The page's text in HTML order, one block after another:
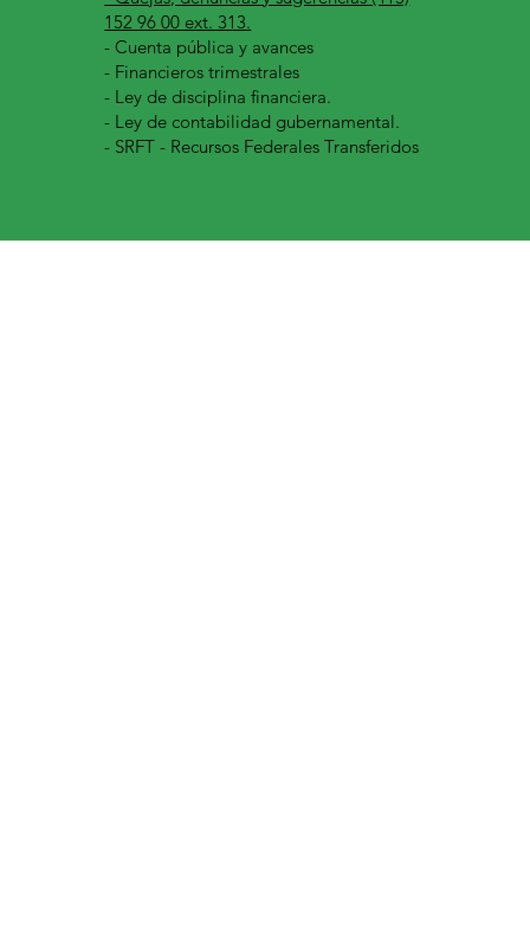
152 96 00 ext. 313.
-Cuenta pública y avances
- Financieros trimestrales
- Ley de disciplina financiera.
- Ley de contabilidad gubernamental.
- SRFT - Recursos Federales Transferidos